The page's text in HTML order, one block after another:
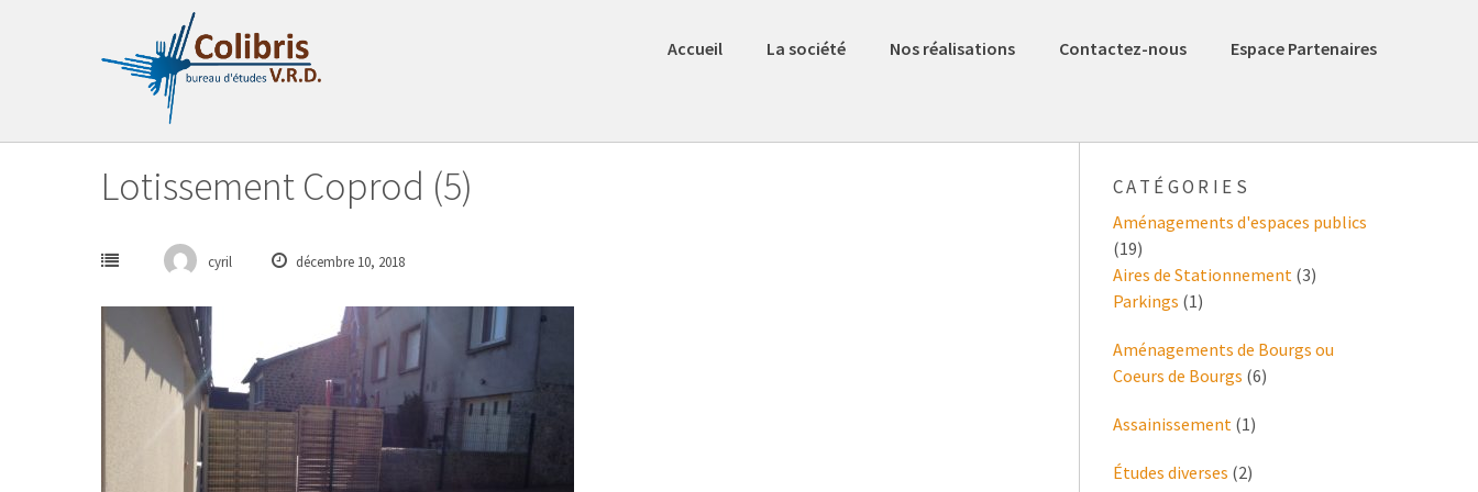
Accueil La société Nos réalisations Contactez-nous Espace Partenaires
Lotissement Coprod (5)
cyril décembre 10, 2018
CATÉGORIES
Aménagements d'espaces publics
(19)
Aires de Stationnement (3)
Parkings (1)
Aménagements de Bourgs ou
Coeurs de Bourgs (6)
Assainissement (1)
Études diverses (2)